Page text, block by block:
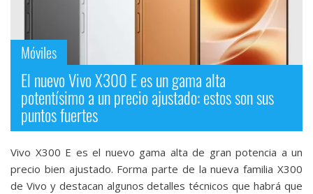
Móviles
El nuevo Vivo X300 E es un gama alta
potentísimo a un precio ajustado: estos son sus
puntos fuertes
Vivo X300 E es el nuevo gama alta de gran potencia a un
precio bien ajustado. Forma parte de la nueva familia X300
de Vivo y destacan algunos detalles técnicos que habrá que